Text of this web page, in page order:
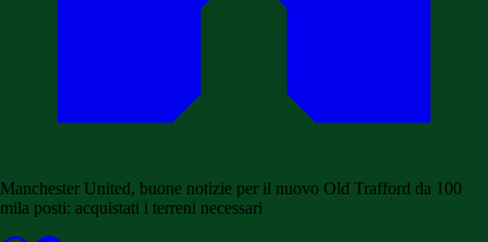
Manchester United, buone notizie per il nuovo Old Trafford da 100
mila posti: acquistati i terreni necessari